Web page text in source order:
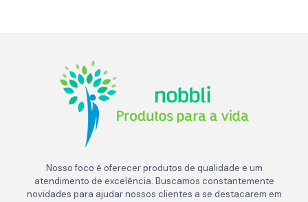
Nosso foco é oferecer produtos de qualidade e um
atendimento de excelência. Buscamos constantemente
novidades para ajudar nossos clientes a se destacarem em